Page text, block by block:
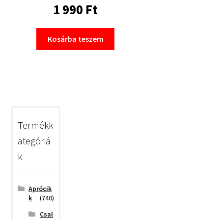
1 990 Ft
Kosárba teszem
Termékk
ategóriá
k
Aprócik
k
(740)
Csal